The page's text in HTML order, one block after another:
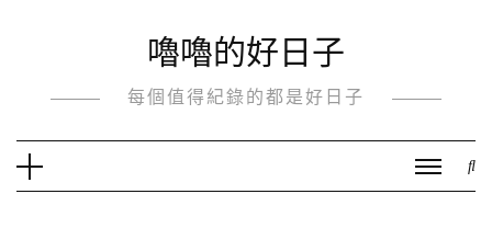
嚕嚕的好日子
每個值得紀錄的都是好日子